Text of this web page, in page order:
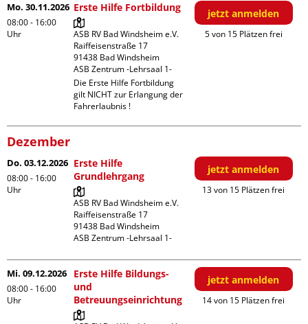
Mo. 30.11.2026
08:00 - 16:00
Uhr
Erste Hilfe Fortbildung
ASB RV Bad Windsheim e.V.
Raiffeisenstraße 17
91438 Bad Windsheim
ASB Zentrum -Lehrsaal 1-
Die Erste Hilfe Fortbildung
gilt NICHT zur Erlangung der
Fahrerlaubnis !
jetzt anmelden
5 von 15 Plätzen frei
Dezember
Do. 03.12.2026
08:00 - 16:00
Uhr
Erste Hilfe
Grundlehrgang
ASB RV Bad Windsheim e.V.
Raiffeisenstraße 17
91438 Bad Windsheim
ASB Zentrum -Lehrsaal 1-
jetzt anmelden
13 von 15 Plätzen frei
Mi. 09.12.2026
08:00 - 16:00
Uhr
Erste Hilfe Bildungs-
und
Betreuungseinrichtung
jetzt anmelden
14 von 15 Plätzen frei